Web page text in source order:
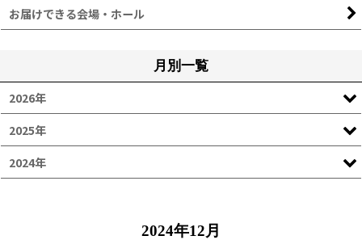
2024年12月
お届けできる会場・ホール
月別一覧
2026年
2025年
2024年